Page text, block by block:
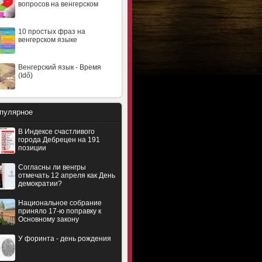
вопросов на венгерском
10 простых фраз на
венгерском языке
Венгерский язык - Время
(Idő)
В Индексе счастливого
города Дебрецен на 191
позиции
Согласны ли венгры
отмечать 12 апреля как День
демократии?
Национальное собрание
приняло 17-ю поправку к
Основному закону
У форинта - день рождения